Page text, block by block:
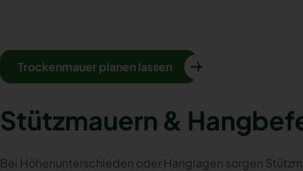
Trockenmauer planen lassen
Stützmauern &
Bei Höhenunterschieden oder Hanglagen sorgen